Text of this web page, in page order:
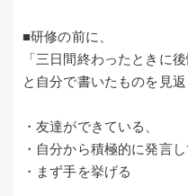
■研修の前に、
「三日間終わったときに
と自分で書いたものを見返
・友達ができている、
・自分から積極的に発言
・まず手を挙げる